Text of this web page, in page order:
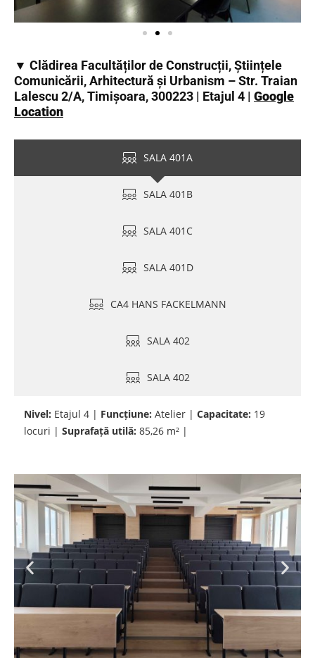
▼ Clădirea Facultăților de Construcții, Științele
Comunicării, Arhitectură și Urbanism – Str. Traian
Lalescu 2/A, Timișoara, 300223 | Etajul 4 | Google
Location
SALA 401A
SALA 401B
SALA 401C
SALA 401D
CA4 HANS FACKELMANN
SALA 402
SALA 402
Nivel: Etajul 4 | Funcțiune: Atelier | Capacitate: 19
locuri | Suprafață utilă: 85,26 m² |